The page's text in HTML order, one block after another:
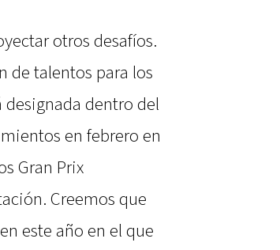
otros desafíos.
de talentos para los
designada dentro del
en febrero en
Gran Prix
Creemos que
este año en el que